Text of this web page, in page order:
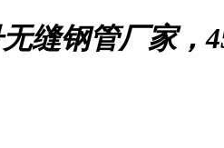
缝钢管厂家，